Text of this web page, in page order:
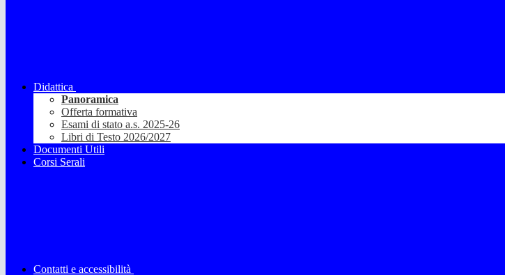
Didattica
Panoramica
Offerta formativa
Esami di stato a.s. 2025-26
Libri di Testo 2026/2027
Documenti Utili
Corsi Serali
Contatti e accessibilità